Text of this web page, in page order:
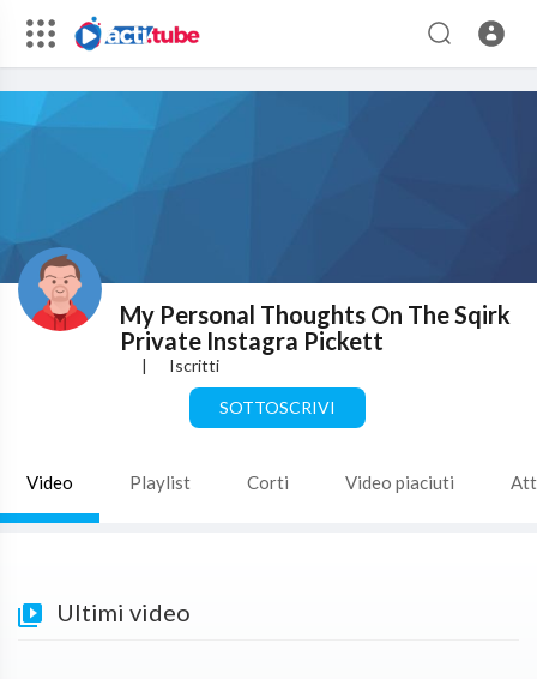
My Personal Thoughts On The Sqirk
Private Instagra Pickett
| Iscritti
SOTTOSCRIVI
Video Playlist Corti Video piaciuti
Ultimi video